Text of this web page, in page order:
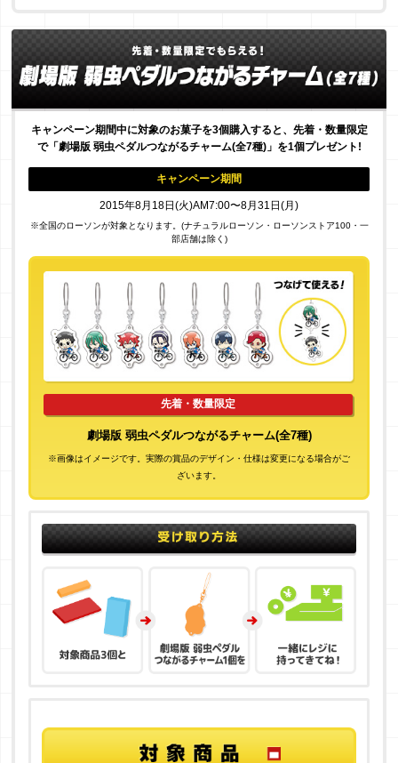
キャンペーン期間中に対象のお菓子を3個購入すると、先着・数量限定
で「劇場版 弱虫ペダルつながるチャーム(全7種)」を1個プレゼント!
キャンペーン期間
2015年8月18日(火)AM7:00〜8月31日(月)
※全国のローソンが対象となります。(ナチュラルローソン・ローソンストア100・一
部店舗は除く)
先着・数量限定
劇場版 弱虫ペダルつながるチャーム(全7種)
※画像はイメージです。実際の賞品のデザイン・仕様は変更になる場合がご
ざいます。